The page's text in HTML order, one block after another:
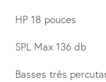
HP 18 pouces
SPL Max 136 db
Basses trés